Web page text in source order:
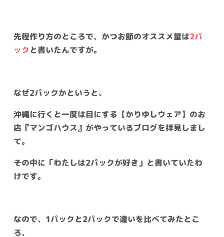
先程作り方のところで、かつお節のオススメ量は2パ
ックと書いたんですが。
なぜ2パックかというと、
沖縄に行くと一度は目にする【かりゆしウェア】のお
店『マンゴハウス』がやっているブログを拝見しまし
て。
その中に「わたしは2パックが好き」と書いていたわ
けです。
なので、1パックと2パックで違いを比べてみたとこ
ろ、